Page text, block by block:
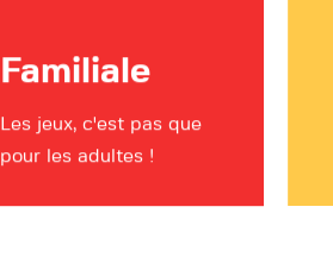
Familiale
Les jeux, c'est pas que
pour les adultes !